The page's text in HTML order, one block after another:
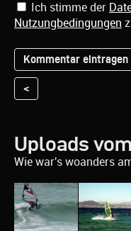
Ich stimme der
Nutzungbedingungen
<
Uploads
Wie war's woanders